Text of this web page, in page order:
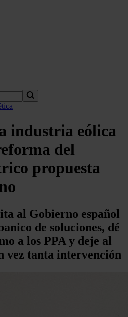
industria eólica
del
propuesta
al Gobierno español
de soluciones, dé
a los PPA y deje al
vez tanta intervención